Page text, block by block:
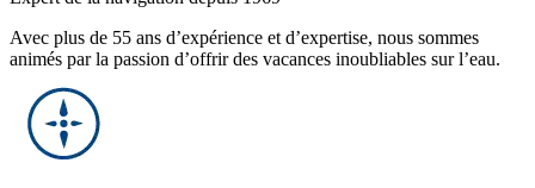
Avec plus de 55 ans d’expérience et d’expertise, nous sommes
animés par la passion d’offrir des vacances inoubliables sur l’eau.